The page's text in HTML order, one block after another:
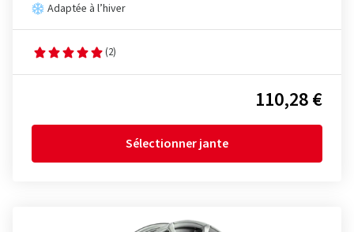
Adaptée à l’hiver
(2)
110,28 €
Sélectionner jante